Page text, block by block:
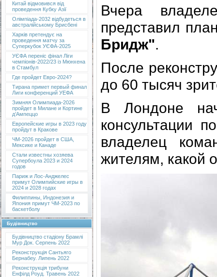
Китай відмовився від
проведення Кубку Азії
Олімпіада-2032 відбудеться в
австралійському Брисбені
Харків претендує на
проведення матчу за
Суперкубок УЄФА-2025
УЄФА переніс фінал Ліги
чемпіонів-2022/23 із Мюнхена
в Стамбул
Где пройдет Евро-2024?
Тирана примет первый финал
Лиги конференций УЕФА
Зимняя Олимпиада-2026
пройдет в Милане и Кортине
д’Ампеццо
Европейские игры в 2023 году
пройдут в Кракове
ЧМ-2026 пройдет в США,
Мексике и Канаде
Стали известны хозяева
Супербоула 2023 и 2024
годов
Париж и Лос-Анджелес
примут Олимпийские игры в
2024 и 2028 годах
Филиппины, Индонезия и
Япония примут ЧМ-2023 по
баскетболу
Будівництво
Будівництво стадіону Брамлі
Мур Док. Серпень 2022
Реконструкція Сантьяго
Бернабеу. Липень 2022
Реконструкція трибуни
Енфілд Роуд. Травень 2022
Вчера
представил
Бридж".
После
до 60 тысяч
В Лондоне
консультации
владелец
жителям, какой